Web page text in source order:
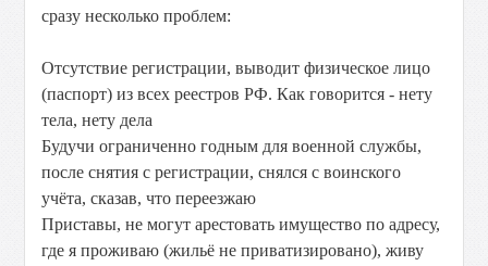
сразу несколько проблем:
Отсутствие регистрации, выводит физическое лицо
(паспорт) из всех реестров РФ. Как говорится - нету
тела, нету дела
Будучи ограниченно годным для военной службы,
после снятия с регистрации, снялся с воинского
учёта, сказав, что переезжаю
Приставы, не могут арестовать имущество по адресу,
где я проживаю (жильё не приватизировано), живу